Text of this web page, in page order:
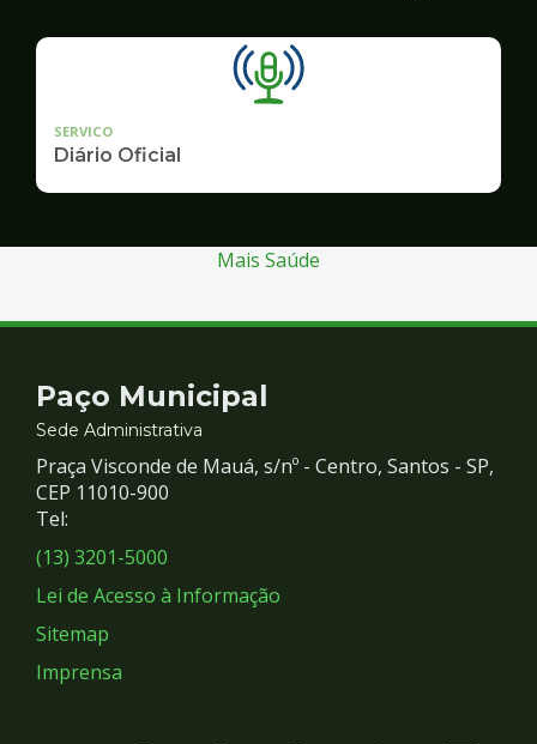
SERVICO
Diário Oficial
Mais Saúde
Contato
e
Redes
Sociais
Paço Municipal
Sede Administrativa
Praça Visconde de Mauá, s/nº - Centro, Santos - SP,
CEP 11010-900
Tel:
(13) 3201-5000
Lei de Acesso à Informação
Sitemap
Imprensa